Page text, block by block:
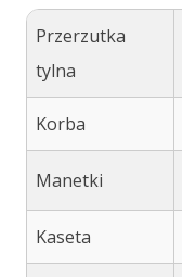
Przerzutka
tylna
Korba
Manetki
Kaseta